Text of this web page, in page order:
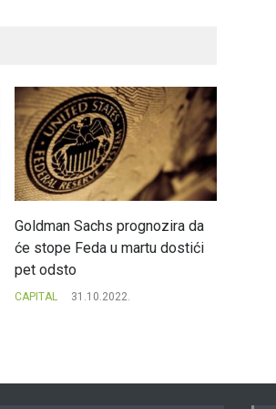
Goldman Sachs prognozira da
će stope Feda u martu dostići
pet odsto
CAPITAL 31.10.2022.